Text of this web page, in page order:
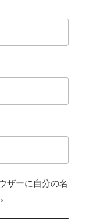
ザーに自分の名